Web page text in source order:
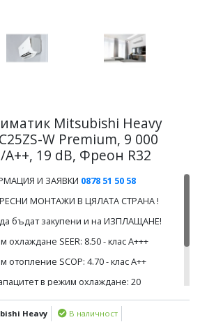
Mitsubishi Heavy
W Premium, 9 000
A++, 19 dB, Фреон R32
И ЗАЯВКИ 0878 51 50 58
МОНТАЖИ В ЦЯЛАТА СТРАНА !
бъдат закупени и на ИЗПЛАЩАНЕ!
охлаждане SEER: 8.50 - клас А+++
отопление SCOP: 4.70 - клас А++
в режим охлаждане: 20
в режим отопление: 17
Heavy В наличност